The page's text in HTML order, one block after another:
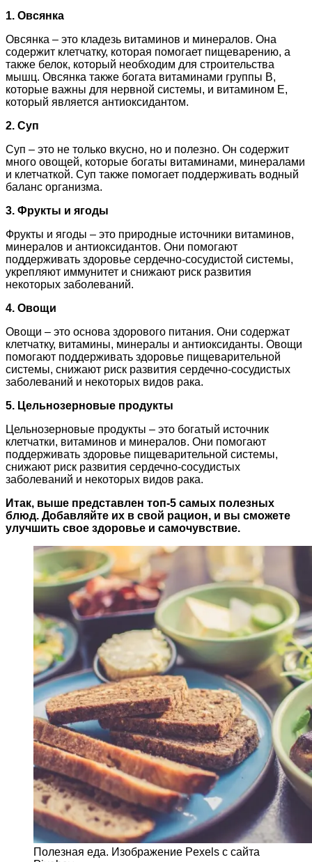
1. Овсянка
Овсянка – это кладезь витаминов и минералов. Она
содержит клетчатку, которая помогает пищеварению, а
также белок, который необходим для строительства
мышц. Овсянка также богата витаминами группы B,
которые важны для нервной системы, и витамином E,
который является антиоксидантом.
2. Суп
Суп – это не только вкусно, но и полезно. Он содержит
много овощей, которые богаты витаминами, минералами
и клетчаткой. Суп также помогает поддерживать водный
баланс организма.
3. Фрукты и ягоды
Фрукты и ягоды – это природные источники витаминов,
минералов и антиоксидантов. Они помогают
поддерживать здоровье сердечно-сосудистой системы,
укрепляют иммунитет и снижают риск развития
некоторых заболеваний.
4. Овощи
Овощи – это основа здорового питания. Они содержат
клетчатку, витамины, минералы и антиоксиданты. Овощи
помогают поддерживать здоровье пищеварительной
системы, снижают риск развития сердечно-сосудистых
заболеваний и некоторых видов рака.
5. Цельнозерновые продукты
Цельнозерновые продукты – это богатый источник
клетчатки, витаминов и минералов. Они помогают
поддерживать здоровье пищеварительной системы,
снижают риск развития сердечно-сосудистых
заболеваний и некоторых видов рака.
Итак, выше представлен топ-5 самых полезных
блюд. Добавляйте их в свой рацион, и вы сможете
улучшить свое здоровье и самочувствие.
Полезная еда. Изображение Pexels с сайта